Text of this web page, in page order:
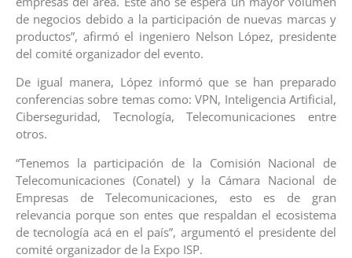
de negocios debido a la participación de nuevas marcas y
productos”, afirmó el ingeniero Nelson López, presidente
del comité organizador del evento.
De igual manera, López informó que se han preparado
conferencias sobre temas como: VPN, Inteligencia Artificial,
Ciberseguridad, Tecnología, Telecomunicaciones entre
otros.
“Tenemos la participación de la Comisión Nacional de
Telecomunicaciones (Conatel) y la Cámara Nacional de
Empresas de Telecomunicaciones, esto es de gran
relevancia porque son entes que respaldan el ecosistema
de tecnología acá en el país”, argumentó el presidente del
comité organizador de la Expo ISP.